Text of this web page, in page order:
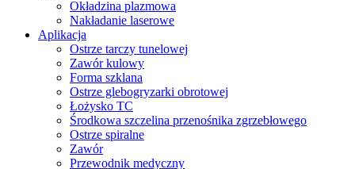
Okładzina plazmowa
Nakładanie laserowe
Aplikacja
Ostrze tarczy tunelowej
Zawór kulowy
Forma szklana
Ostrze glebogryzarki obrotowej
Łożysko TC
Środkowa szczelina przenośnika zgrzebłowego
Ostrze spiralne
Zawór
Przewodnik medyczny